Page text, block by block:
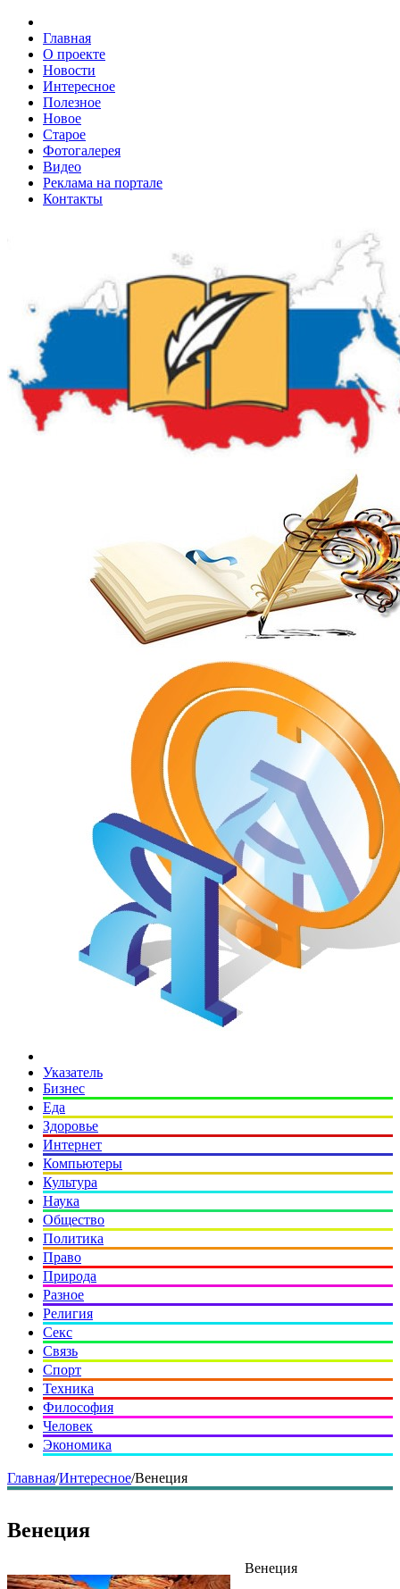
Главная
О проекте
Новости
Интересное
Полезное
Новое
Старое
Фотогалерея
Видео
Реклама на портале
Контакты
Указатель
Бизнес
Еда
Здоровье
Интернет
Компьютеры
Культура
Наука
Общество
Политика
Право
Природа
Разное
Религия
Секс
Связь
Спорт
Техника
Философия
Человек
Экономика
Главная/Интересное/Венеция
Венеция
Венеция